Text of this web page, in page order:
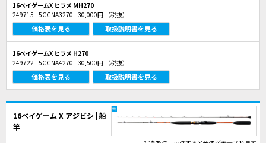
16ベイゲームX ヒラメ MH270
249715 5CGNA3270 30,000円 （税抜）
価格表を見る 取扱説明書を見る
16ベイゲームX ヒラメ H270
249722 5CGNA4270 30,500円 （税抜）
価格表を見る 取扱説明書を見る
16ベイゲーム X アジビシ | 船
竿